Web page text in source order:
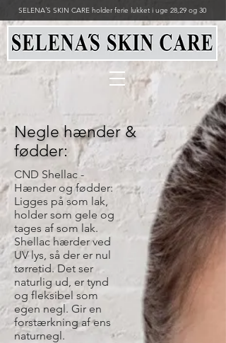
SELENA´S SKIN CARE holder ferie lukket i uge 28,29 og 30
Negle hænder &
fødder:
CND Shellac -
Hænder og fødder:
Ligges på som lak,
holder som gele og
tages af som lak.
Shellac hærder ved
UV lys, så der er nul
tørretid. Det ser
naturlig ud, er tynd
og fleksibel som
egen negl. Gir en
forstærkning af ens
naturnegl.